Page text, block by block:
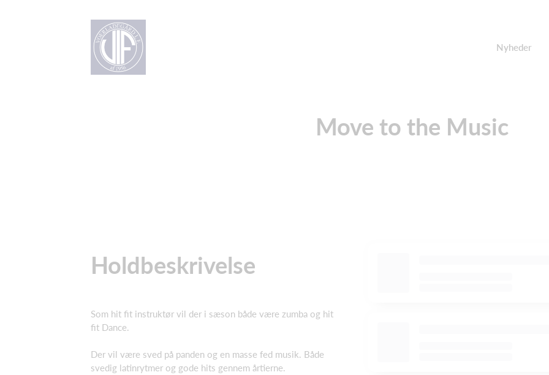
Nyheder
Move to the Music
Holdbeskrivelse
Som hit fit instruktør vil der i sæson både være zumba og hit
fit Dance.
Der vil være sved på panden og en masse fed musik. Både
svedig latinrytmer og gode hits gennem årtierne.